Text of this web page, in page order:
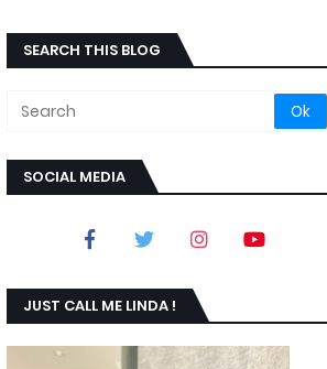
SEARCH THIS BLOG
SOCIAL MEDIA
JUST CALL ME LINDA !